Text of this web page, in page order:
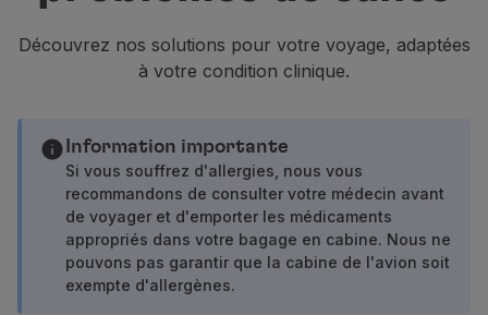
Bébés et enfants
Femmes enceintes
Exigences et documentation
Vols en Economy Prime
Vols en Economy
Repas à bord
Divertissements
Wi-Fi
Gérer de réservation
Gestion des Réserves
Découvrez nos solutions pour votre voyage, adaptées
à votre condition clinique.
Information importante
Si vous souffrez d'allergies, nous vous
recommandons de consulter votre médecin avant
de voyager et d'emporter les médicaments
appropriés dans votre bagage en cabine. Nous ne
pouvons pas garantir que la cabine de l'avion soit
exempte d'allergènes.